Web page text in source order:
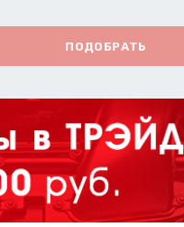
ПОДОБРАТЬ